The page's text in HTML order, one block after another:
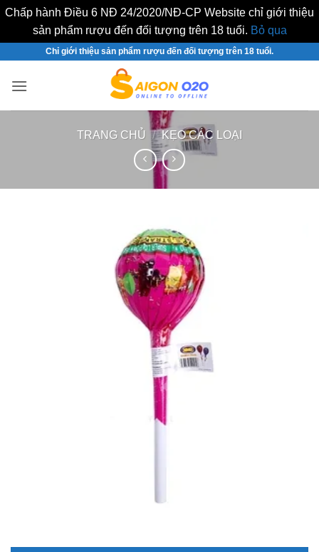
Chấp hành Điều 6 NĐ 24/2020/NĐ-CP Website chỉ giới thiệu
sản phẩm rượu đến đối tượng trên 18 tuổi. Bỏ qua
nội
Chỉ giới thiệu sản phẩm rượu đến đối tượng trên 18 tuổi.
TRANG CHỦ / KẸO CÁC LOẠI